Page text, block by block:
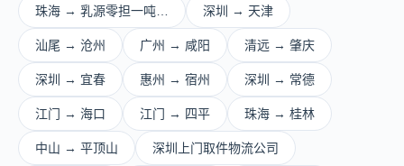
珠海 → 乳源零担一吨… 深圳 → 天津
汕尾 → 沧州 广州 → 咸阳 清远 → 肇庆
深圳 → 宜春 惠州 → 宿州 深圳 → 常德
江门 → 海口 江门 → 四平 珠海 → 桂林
中山 → 平顶山 深圳上门取件物流公司